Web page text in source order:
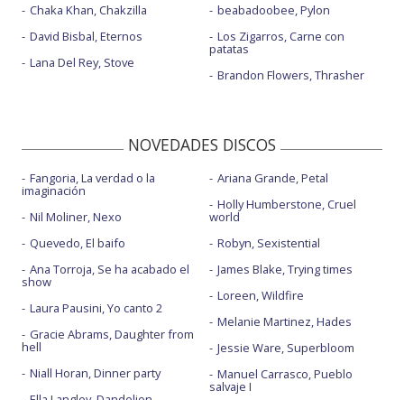
Chaka Khan, Chakzilla
David Bisbal, Eternos
Lana Del Rey, Stove
beabadoobee, Pylon
Los Zigarros, Carne con
patatas
Brandon Flowers, Thrasher
NOVEDADES DISCOS
Fangoria, La verdad o la
imaginación
Nil Moliner, Nexo
Quevedo, El baifo
Ana Torroja, Se ha acabado el
show
Laura Pausini, Yo canto 2
Gracie Abrams, Daughter from
hell
Niall Horan, Dinner party
Ariana Grande, Petal
Holly Humberstone, Cruel
world
Robyn, Sexistential
James Blake, Trying times
Loreen, Wildfire
Melanie Martinez, Hades
Jessie Ware, Superbloom
Manuel Carrasco, Pueblo
salvaje I